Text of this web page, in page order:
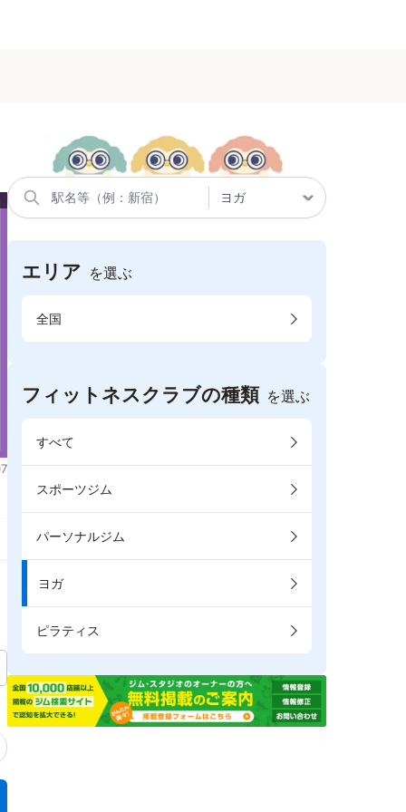
エリア を選ぶ
全国
フィットネスクラブの種類 を選ぶ
すべて
スポーツジム
パーソナルジム
ヨガ
ピラティス